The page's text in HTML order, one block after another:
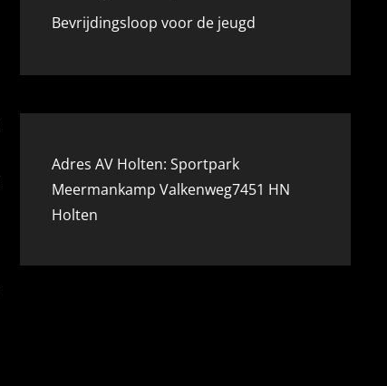
Bevrijdingsloop voor de jeugd
Adres AV Holten: Sportpark
Meermankamp Valkenweg7451 HN
Holten